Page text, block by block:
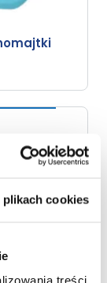
plikach cookies
treści